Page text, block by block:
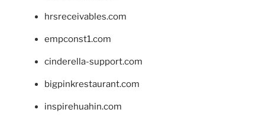
hrsreceivables.com
empconst1.com
cinderella-support.com
bigpinkrestaurant.com
inspirehuahin.com